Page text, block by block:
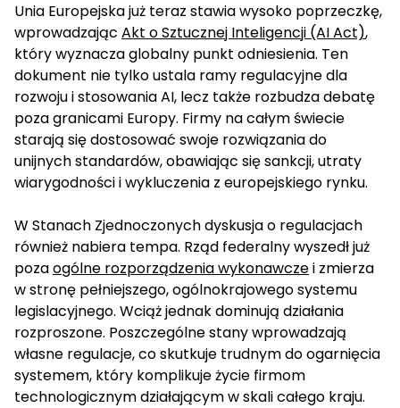
Unia Europejska już teraz stawia wysoko poprzeczkę,
wprowadzając Akt o Sztucznej Inteligencji (AI Act),
który wyznacza globalny punkt odniesienia. Ten
dokument nie tylko ustala ramy regulacyjne dla
rozwoju i stosowania AI, lecz także rozbudza debatę
poza granicami Europy. Firmy na całym świecie
starają się dostosować swoje rozwiązania do
unijnych standardów, obawiając się sankcji, utraty
wiarygodności i wykluczenia z europejskiego rynku.
W Stanach Zjednoczonych dyskusja o regulacjach
również nabiera tempa. Rząd federalny wyszedł już
pozaogólne rozporządzenia wykonawczei zmierza
w stronę pełniejszego, ogólnokrajowego systemu
legislacyjnego. Wciąż jednak dominują działania
rozproszone. Poszczególne stany wprowadzają
własne regulacje, co skutkuje trudnym do ogarnięcia
systemem, który komplikuje życie firmom
technologicznym działającym w skali całego kraju.